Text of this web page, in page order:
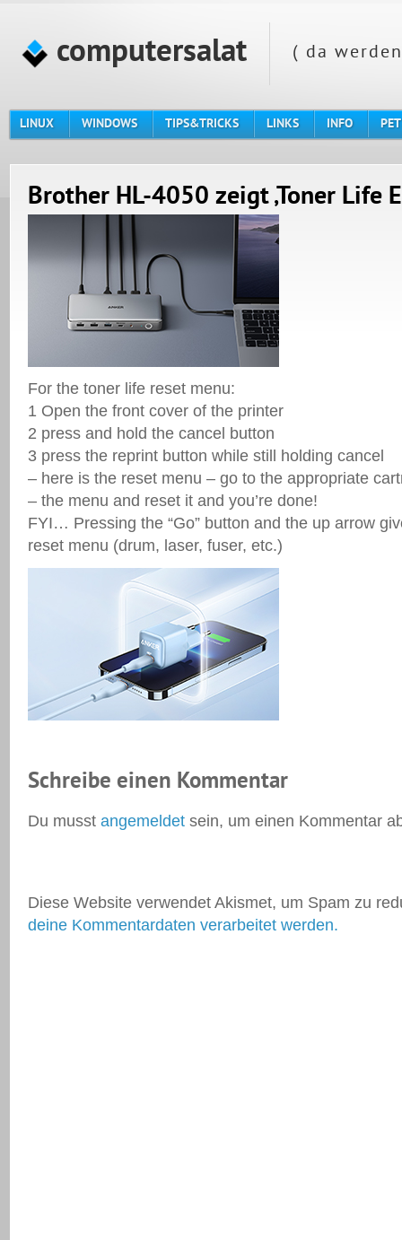
computersalat ( da
LINUX WINDOWS TIPS&TRICKS LINKS INFO
Brother HL-4050 zeigt ‚Toner Life
For the toner life reset menu:
1 Open the front cover of the printer
2 press and hold the cancel button
3 press the reprint button while still holding cancel
– here is the reset menu – go to the appropriate
– the menu and reset it and you’re done!
FYI… Pressing the “Go” button and the up arrow
reset menu (drum, laser, fuser, etc.)
Schreibe einen Kommentar
Du musst angemeldet sein, um einen Kommentar
Diese Website verwendet Akismet, um Spam zu
deine Kommentardaten verarbeitet werden.